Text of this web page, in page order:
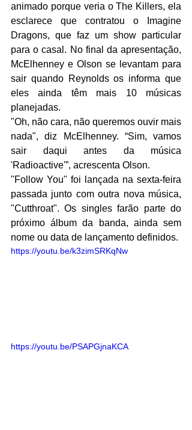
animado porque veria o The Killers, ela
esclarece que contratou o Imagine
Dragons, que faz um show particular
para o casal. No final da apresentação,
McElhenney e Olson se levantam para
sair quando Reynolds os informa que
eles ainda têm mais 10 músicas
planejadas.
"Oh, não cara, não queremos ouvir mais
nada", diz McElhenney. “Sim, vamos
sair daqui antes da música
'Radioactive'”, acrescenta Olson.
"Follow You" foi lançada na sexta-feira
passada junto com outra nova música,
"Cutthroat". Os singles farão parte do
próximo álbum da banda, ainda sem
nome ou data de lançamento definidos.
https://youtu.be/k3zimSRKqNw
https://youtu.be/PSAPGjnaKCA